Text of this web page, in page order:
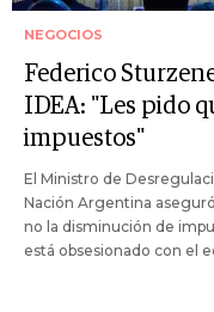
NEGOCIOS
Federico
IDEA: "Les pido
impuestos"
El Ministro de
Nación Argentina
no la disminución de
está obsesionado con el